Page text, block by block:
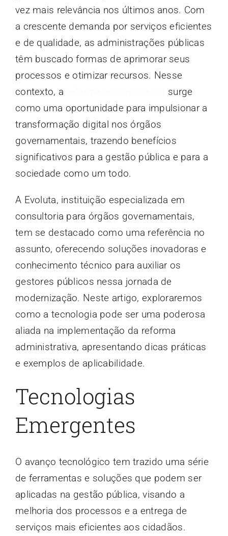
vez mais relevância nos últimos anos. Com
a crescente demanda por serviços eficientes
e de qualidade, as administrações públicas
têm buscado formas de aprimorar seus
processos e otimizar recursos. Nesse
contexto, a
surge
como uma oportunidade para impulsionar a
transformação digital nos órgãos
governamentais, trazendo benefícios
significativos para a gestão pública e para a
sociedade como um todo.
A Evoluta, instituição especializada em
consultoria para órgãos governamentais,
tem se destacado como uma referência no
assunto, oferecendo soluções inovadoras e
conhecimento técnico para auxiliar os
gestores públicos nessa jornada de
modernização. Neste artigo, exploraremos
como a tecnologia pode ser uma poderosa
aliada na implementação da reforma
administrativa, apresentando dicas práticas
e exemplos de aplicabilidade.
Tecnologias
Emergentes
O avanço tecnológico tem trazido uma série
de ferramentas e soluções que podem ser
aplicadas na gestão pública, visando a
melhoria dos processos e a entrega de
serviços mais eficientes aos cidadãos.